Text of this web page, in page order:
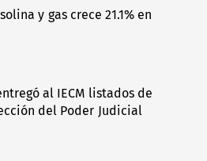
y gas crece 21.1% en
al IECM listados de
del Poder Judicial